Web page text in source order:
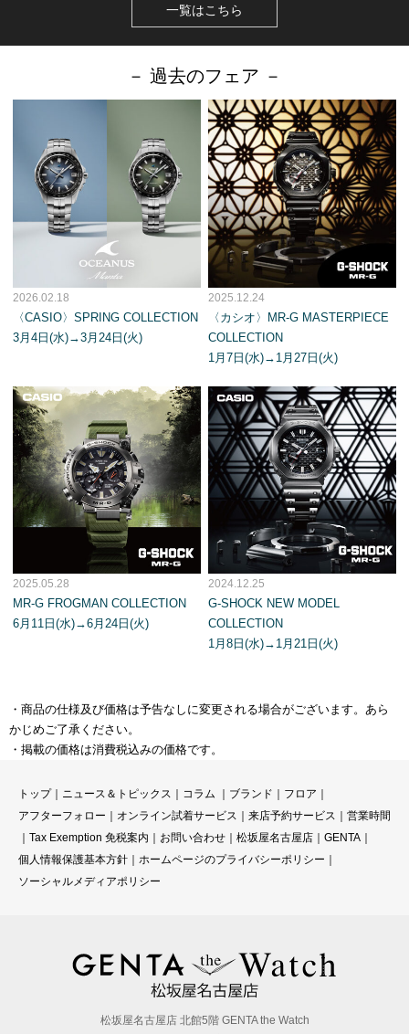
一覧はこちら
－ 過去のフェア －
2026.02.18
〈CASIO〉SPRING COLLECTION
3月4日(水)→3月24日(火)
2025.12.24
〈カシオ〉MR-G MASTERPIECE
COLLECTION
1月7日(水)→1月27日(火)
2025.05.28
MR-G FROGMAN COLLECTION
6月11日(水)→6月24日(火)
2024.12.25
G-SHOCK NEW MODEL
COLLECTION
1月8日(水)→1月21日(火)
・商品の仕様及び価格は予告なしに変更される場合がございます。あら
かじめご了承ください。
・掲載の価格は消費税込みの価格です。
トップ｜ ニュース＆トピックス コラム ｜ ブランド フロア
アフターフォロー
オンライン試着サービス 来店予約サービス
営業時間
Tax Exemption 免税案内 お問い合わせ 松坂屋名古屋店 GENTA
個人情報保護基本方針
ホームページのプライバシーポリシー
ソーシャルメディアポリシー
松坂屋名古屋店 北館5階 GENTA the Watch